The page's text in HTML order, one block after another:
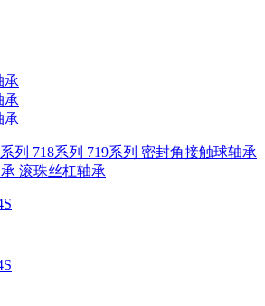
承
承
承
列 718系列 719系列 密封角接触球轴承
滚珠丝杠轴承